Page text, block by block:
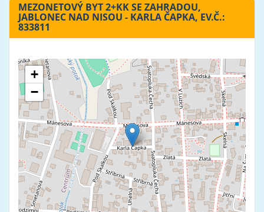
MEZONETOVÝ BYT 2+KK SE ZAHRADOU,
JABLONEC NAD NISOU - KARLA ČAPKA, EV.Č.:
833811
+
−